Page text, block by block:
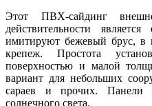
Этот ПВХ-сайдинг
действительности
имитируют бежевый брус, в
крепеж. Простота
поверхностью и малой
вариант для небольших
сараев и прочих. Панели
солнечного света.